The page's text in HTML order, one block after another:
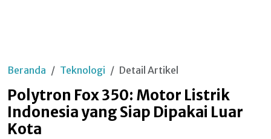
Beranda Teknologi Detail Artikel
Polytron Fox 350: Motor Listrik
Indonesia yang Siap Dipakai Luar
Kota